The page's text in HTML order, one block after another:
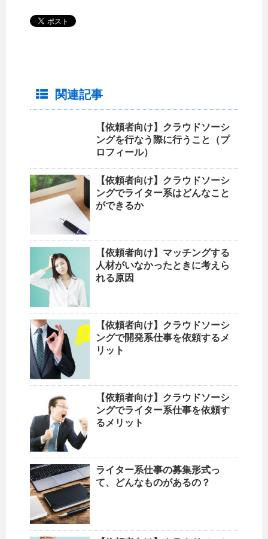
関連記事
【依頼者向け】クラウドソーシ
ングを行なう際に行うこと（プ
ロフィール）
【依頼者向け】クラウドソーシ
ングでライター系はどんなこと
ができるか
【依頼者向け】マッチングする
人材がいなかったときに考えら
れる原因
【依頼者向け】クラウドソーシ
ングで開発系仕事を依頼するメ
リット
【依頼者向け】クラウドソーシ
ングでライター系仕事を依頼す
るメリット
ライター系仕事の募集形式っ
て、どんなものがあるの？